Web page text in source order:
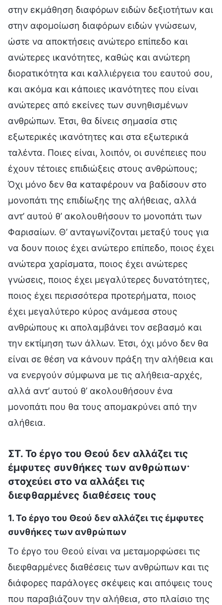
στην εκμάθηση διαφόρων ειδών δεξιοτήτων και
στην αφομοίωση διαφόρων ειδών γνώσεων,
ώστε να αποκτήσεις ανώτερο επίπεδο και
ανώτερες ικανότητες, καθώς και ανώτερη
διορατικότητα και καλλιέργεια του εαυτού σου,
και ακόμα και κάποιες ικανότητες που είναι
ανώτερες από εκείνες των συνηθισμένων
ανθρώπων. Έτσι, θα δίνεις σημασία στις
εξωτερικές ικανότητες και στα εξωτερικά
ταλέντα. Ποιες είναι, λοιπόν, οι συνέπειες που
έχουν τέτοιες επιδιώξεις στους ανθρώπους;
Όχι μόνο δεν θα καταφέρουν να βαδίσουν στο
μονοπάτι της επιδίωξης της αλήθειας, αλλά
αντ’ αυτού θ’ ακολουθήσουν το μονοπάτι των
Φαρισαίων. Θ’ ανταγωνίζονται μεταξύ τους για
να δουν ποιος έχει ανώτερο επίπεδο, ποιος έχει
ανώτερα χαρίσματα, ποιος έχει ανώτερες
γνώσεις, ποιος έχει μεγαλύτερες δυνατότητες,
ποιος έχει περισσότερα προτερήματα, ποιος
έχει μεγαλύτερο κύρος ανάμεσα στους
ανθρώπους κι απολαμβάνει τον σεβασμό και
την εκτίμηση των άλλων. Έτσι, όχι μόνο δεν θα
είναι σε θέση να κάνουν πράξη την αλήθεια και
να ενεργούν σύμφωνα με τις αλήθεια-αρχές,
αλλά αντ’ αυτού θ’ ακολουθήσουν ένα
μονοπάτι που θα τους απομακρύνει από την
αλήθεια.
ΣΤ. Το έργο του Θεού δεν αλλάζει τις
έμφυτες συνθήκες των ανθρώπων·
στοχεύει στο να αλλάξει τις
διεφθαρμένες διαθέσεις τους
1. Το έργο του Θεού δεν αλλάζει τις έμφυτες
συνθήκες των ανθρώπων
Το έργο του Θεού είναι να μεταμορφώσει τις
διεφθαρμένες διαθέσεις των ανθρώπων και τις
διάφορες παράλογες σκέψεις και απόψεις τους
που παραβιάζουν την αλήθεια, στο πλαίσιο της